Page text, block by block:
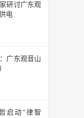
研讨广东观
电
广东观音山
启动“律智